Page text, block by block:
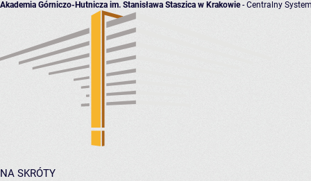
Akademia Górniczo-Hutnicza im. Stanisława Staszica w Krakowie- Centralny
NA SKRÓTY